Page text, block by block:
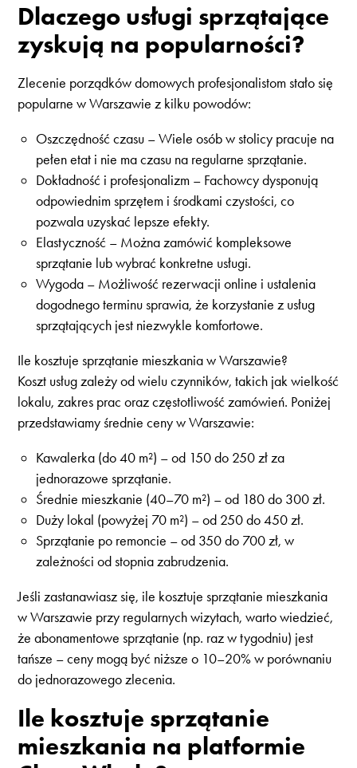
Dlaczego usługi sprzątające
zyskują na popularności?
Zlecenie porządków domowych profesjonalistom stało się
popularne w Warszawie z kilku powodów:
Oszczędność czasu – Wiele osób w stolicy pracuje na
pełen etat i nie ma czasu na regularne sprzątanie.
Dokładność i profesjonalizm – Fachowcy dysponują
odpowiednim sprzętem i środkami czystości, co
pozwala uzyskać lepsze efekty.
Elastyczność – Można zamówić kompleksowe
sprzątanie lub wybrać konkretne usługi.
Wygoda – Możliwość rezerwacji online i ustalenia
dogodnego terminu sprawia, że korzystanie z usług
sprzątających jest niezwykle komfortowe.
Ile kosztuje sprzątanie mieszkania w Warszawie?
Koszt usług zależy od wielu czynników, takich jak wielkość
lokalu, zakres prac oraz częstotliwość zamówień. Poniżej
przedstawiamy średnie ceny w Warszawie:
Kawalerka (do 40 m²) – od 150 do 250 zł za
jednorazowe sprzątanie.
Średnie mieszkanie (40–70 m²) – od 180 do 300 zł.
Duży lokal (powyżej 70 m²) – od 250 do 450 zł.
Sprzątanie po remoncie – od 350 do 700 zł, w
zależności od stopnia zabrudzenia.
Jeśli zastanawiasz się, ile kosztuje sprzątanie mieszkania
w Warszawie przy regularnych wizytach, warto wiedzieć,
że abonamentowe sprzątanie (np. raz w tygodniu) jest
tańsze – ceny mogą być niższe o 10–20% w porównaniu
do jednorazowego zlecenia.
Ile kosztuje sprzątanie
mieszkania na platformie